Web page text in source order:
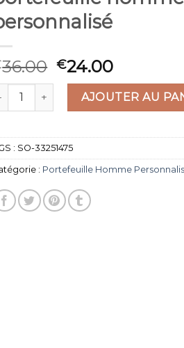
36.00 €24.00
de portefeuille homme
AJOUTER AU
: SO-33251475
: Portefeuille Homme